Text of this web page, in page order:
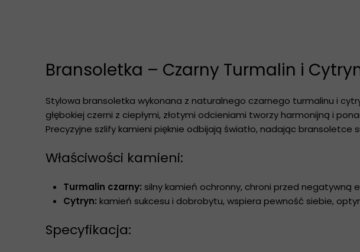
Ryby
Bransoletka – Czarny Turmalin i
Stylowa bransoletka wykonana z naturalnego czarnego turmalinu i
głębokiej czerni z ciepłymi, złotymi odcieniami tworzy harmonijną i
Precyzyjne szlify kamieni pięknie odbijają światło, nadając bransoletce
Właściwości kamieni:
Turmalin czarny: silny kamień ochronny, chroni przed
Cytryn: kamień sukcesu i dobrobytu, wspiera pewność siebie,
Specyfikacja: